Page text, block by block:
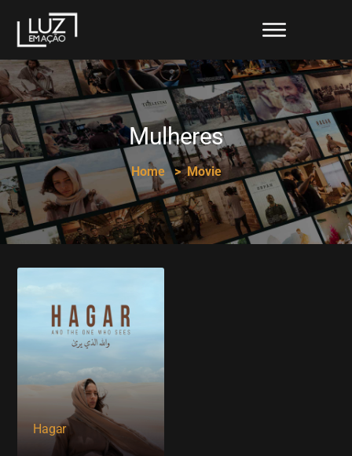
Mulheres
Home Movie
Hagar